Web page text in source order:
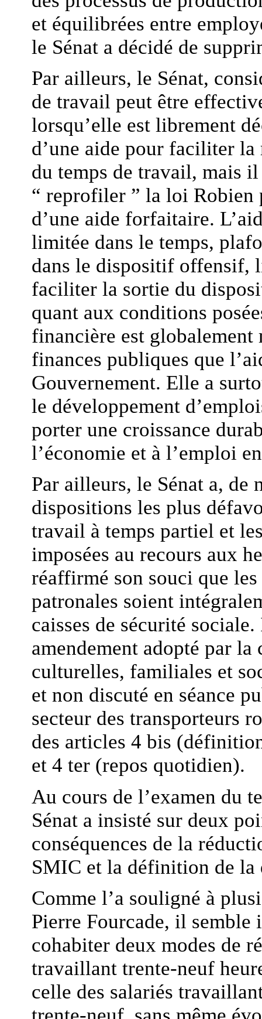
et équilibrées entre
le Sénat a décidé de
Par ailleurs, le Sénat,
de travail peut être
lorsqu’elle est librement
d’une aide pour faciliter
du temps de travail, mais
“ reprofiler ” la loi Robien
d’une aide forfaitaire.
limitée dans le temps,
dans le dispositif offensif,
faciliter la sortie du
quant aux conditions
financière est globalement
finances publiques que
Gouvernement. Elle a
le développement
porter une croissance
l’économie et à l’emploi
Par ailleurs, le Sénat a, de
dispositions les plus
travail à temps partiel et
imposées au recours aux
réaffirmé son souci que
patronales soient
caisses de sécurité
amendement adopté par
culturelles, familiales et
et non discuté en séance
secteur des transporteurs
des articles 4 bis
et 4 ter (repos quotidien).
Au cours de l’examen du
Sénat a insisté sur deux
conséquences de la
SMIC et la définition de
Comme l’a souligné à
Pierre Fourcade, il semble
cohabiter deux modes de
travaillant trente-neuf
celle des salariés